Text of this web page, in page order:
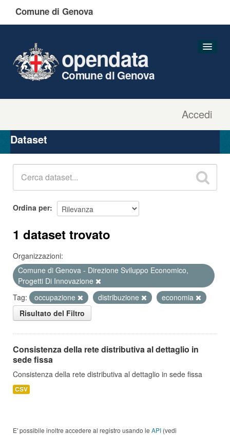
Comune di Genova
Accedi
opendata
Comune di Genova
Organizzazioni
Gruppi
Dataset
Ordina per
1 dataset trovato
Organizzazioni:
Comune di Genova - Direzione Sviluppo Economico,
Progetti Di Innovazione
Tag:
occupazione distribuzione
economia
Risultato del Filtro
Consistenza della rete distributiva al dettaglio in
sede fissa
Consistenza della rete distributiva al dettaglio in sede fissa
CSV
E' possibile inoltre accedere al registro usando le API (vedi